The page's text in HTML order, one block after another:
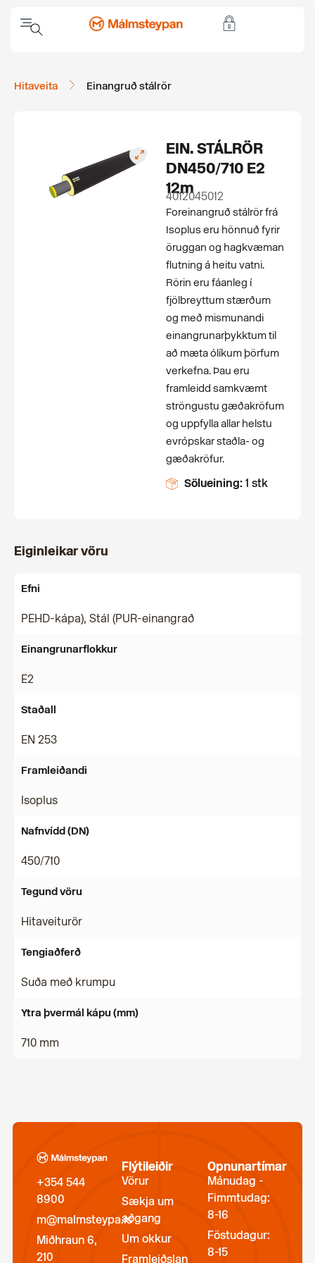
Hitaveita Einangruð stálrör
EIN. STÁLRÖR
DN450/710 E2
12m
4012045012
For­einangruð stálrör frá
Isoplus eru hönnuð fyrir
öruggan og hagkvæman
flutning á heitu vatni.
Rörin eru fáanleg í
fjölbreyttum stærðum
og með mismunandi
einangrunarþykktum til
að mæta ólíkum þörfum
verkefna. Þau eru
framleidd samkvæmt
ströngustu gæðakröfum
og uppfylla allar helstu
evrópskar staðla- og
gæðakröfur.
Sölueining:1 stk
Eiginleikar vöru
Efni
PEHD-kápa), Stál (PUR-einangrað
Einangrunarflokkur
E2
Staðall
EN 253
Framleiðandi
Isoplus
Nafnvídd (DN)
450/710
Tegund vöru
Hitaveiturör
Tengiaðferð
Suða með krumpu
Ytra þvermál kápu (mm)
710 mm
+354 544
8900
m@malmsteypa.is
Miðhraun 6,
210
Flýtileiðir
Vörur
Sækja um
aðgang
Um okkur
Framleiðslan
Opnunartímar
Mánudag -
Fimmtudag:
8-16
Föstudagur:
8-15